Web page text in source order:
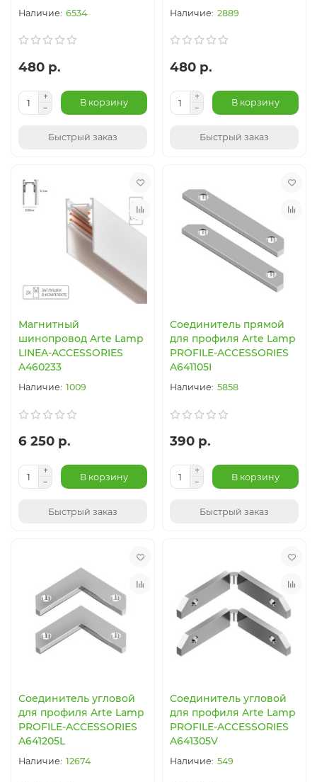
6534
480 р.
В корзину
Быстрый заказ
2889
480 р.
В корзину
Быстрый заказ
Магнитный
шинопровод Arte Lamp
LINEA-ACCESSORIES
A460233
1009
6 250 р.
В корзину
Быстрый заказ
Соединитель прямой
для профиля Arte Lamp
PROFILE-ACCESSORIES
A641105I
5858
390 р.
В корзину
Быстрый заказ
Соединитель угловой
для профиля Arte Lamp
PROFILE-ACCESSORIES
A641205L
12674
Соединитель угловой
для профиля Arte Lamp
PROFILE-ACCESSORIES
A641305V
549